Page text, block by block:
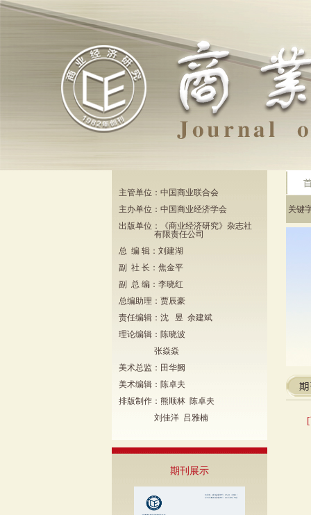
主管单位：中国商业联合会
主办单位：中国商业经济学会
出版单位：《商业经济研究》杂志社
有限责任公司
总 编 辑：刘建湖
副 社 长：焦金平
副 总 编：李晓红
总编助理：贾辰豪
责任编辑：沈 昱 余建斌
理论编辑：陈晓波
张焱焱
美术总监：田华阙
美术编辑：陈卓夫
排版制作：熊顺林 陈卓夫
刘佳洋 吕雅楠
期刊展示
关键